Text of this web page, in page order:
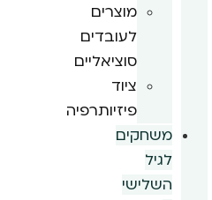
מוצרים
לעובדים
סוציאליים
ציוד
פיזיותרפיה
משחקים
לגיל
השלישי